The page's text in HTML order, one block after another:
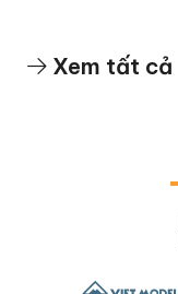
Xem tất cả